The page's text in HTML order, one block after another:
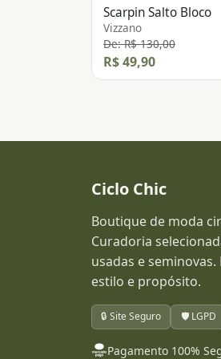
Scarpin Salto Bloco
Vizzano
De: R$ 130,00
R$ 49,90
Ciclo Chic
Boutique de moda
Curadoria
usadas e
estilo e propósito.
🔒 Site Seguro 🛡️ LGPD
Pagamento 100%